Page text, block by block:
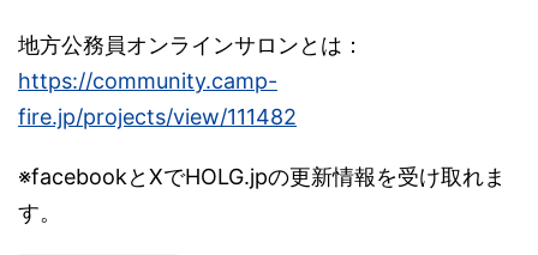
地方公務員オンラインサロンとは：
https://community.camp-
fire.jp/projects/view/111482
※facebookとXでHOLG.jpの更新情報を受け取れま
す。